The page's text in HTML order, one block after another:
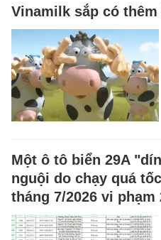
Vinamilk sắp có thêm
Một ô tô biển 29A
nguội do chạy quá
tháng 7/2026 vi phạm